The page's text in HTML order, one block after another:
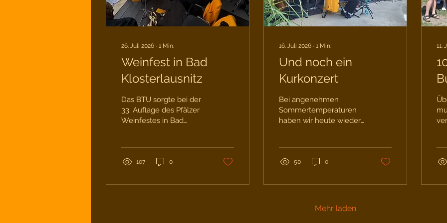
26. Juli 2026 ∙ 1 Min.
Weinfest in Bad
Klosterlausnitz
Das BTU sorgte bei der
33. Auflage des Pfälzer
Weinfestes in Bad
schönstem
genossen die Besucher
107 0
16. Juli 2026 ∙ 1 Min.
Und noch ein
Kurkonzert
Bei angenehmen
Sommertemperaturen
haben wir heute wieder
Kurparkbühne in Bad
aufgespielt. Das gelbe
allerdings nach dem
50 0
11.
Mehr laden